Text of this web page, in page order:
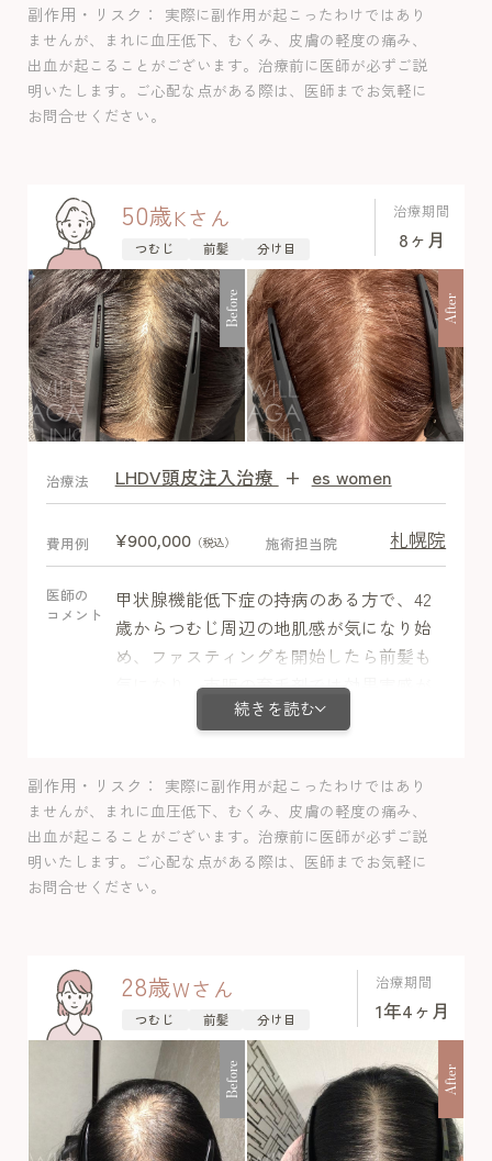
あります。治療後生え際の伸長とボ
リュームアップを実感しました。頭頂部
の改善も見られ良好な発毛が得られまし
た。経過中に副作用は認めませんでし
副作用・リスク
実際に副作用が起こったわけではあり
ませんが、まれに血圧低下、むくみ、皮膚の軽度の痛み、
出血が起こることがございます。治療前に医師が必ずご説
明いたします。ご心配な点がある際は、医師までお気軽に
お問合せください。
50歳Kさん
つむじ 前髪 分け目
治療期間
8ヶ月
Before After
After
治療法 LHDV頭皮注入治療 + es women
費用例 ¥900,000（税込） 施術担当院 札幌院
医師の
コメント
甲状腺機能低下症の持病のある方で、42
歳からつむじ周辺の地肌感が気になり始
め、ファスティングを開始したら前髪も
気になり、市販の育毛剤では効果実感が
乏しかったので当院来院されました。ミ
が良好で、美容師からも髪質の変化を褒
められるほど改善が見られました。経過
中体毛増加以外の副作用は認めませんで
した。
続きを読む
副作用・リスク
実際に副作用が起こったわけではあり
ませんが、まれに血圧低下、むくみ、皮膚の軽度の痛み、
出血が起こることがございます。治療前に医師が必ずご説
明いたします。ご心配な点がある際は、医師までお気軽に
お問合せください。
28歳Wさん
つむじ 前髪 分け目
治療期間
1年4ヶ月
Before After